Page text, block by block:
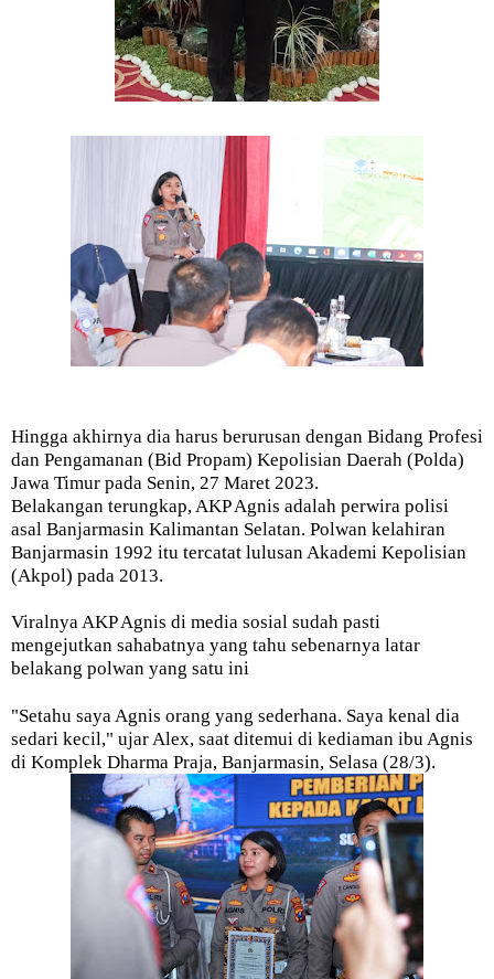
Hingga akhirnya dia harus berurusan dengan Bidang Profesi
dan Pengamanan (Bid Propam) Kepolisian Daerah (Polda)
Jawa Timur pada Senin, 27 Maret 2023.
Belakangan terungkap, AKP Agnis adalah perwira polisi
asal Banjarmasin Kalimantan Selatan. Polwan kelahiran
Banjarmasin 1992 itu tercatat lulusan Akademi Kepolisian
(Akpol) pada 2013.
Viralnya AKP Agnis di media sosial sudah pasti
mengejutkan sahabatnya yang tahu sebenarnya latar
belakang polwan yang satu ini
"Setahu saya Agnis orang yang sederhana. Saya kenal dia
sedari kecil," ujar Alex, saat ditemui di kediaman ibu Agnis
di Komplek Dharma Praja, Banjarmasin, Selasa (28/3).